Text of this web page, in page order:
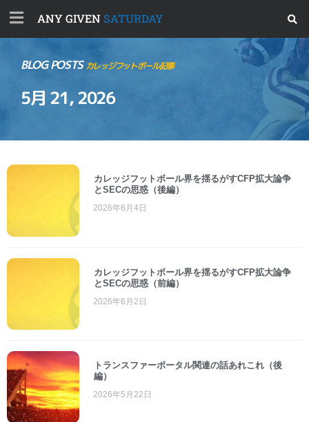
ANY GIVEN SATURDAY
BLOG POSTSカレッジフットボール記事
5月 21, 2026
カレッジフットボール界を揺るがすCFP拡大論争
とSECの思惑（後編）
2026年6月4日
カレッジフットボール界を揺るがすCFP拡大論争
とSECの思惑（前編）
2026年6月2日
トランスファーポータル関連の話あれこれ（後
編）
2026年5月22日